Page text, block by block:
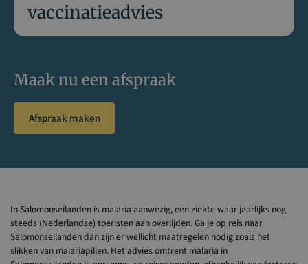
vaccinatieadvies
Maak nu een afspraak
Afspraak maken
In Salomonseilanden is malaria aanwezig, een ziekte waar jaarlijks nog
steeds (Nederlandse) toeristen aan overlijden. Ga je op reis naar
Salomonseilanden dan zijn er wellicht maatregelen nodig zoals het
slikken van malariapillen. Het advies omtrent malaria in